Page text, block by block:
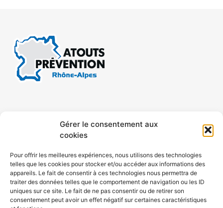
Gérer le consentement aux
cookies
Pour offrir les meilleures expériences, nous utilisons des technologies
telles que les cookies pour stocker et/ou accéder aux informations des
appareils. Le fait de consentir à ces technologies nous permettra de
traiter des données telles que le comportement de navigation ou les ID
uniques sur ce site. Le fait de ne pas consentir ou de retirer son
consentement peut avoir un effet négatif sur certaines caractéristiques
CONTACT MENTIONS LÉGALES
ACCESSIBILITÉ
POLITIQUE DE COOKIES (UE)